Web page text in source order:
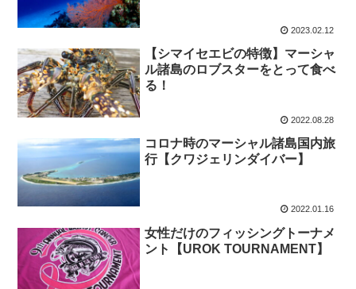
2023.02.12
【シマイセエビの特徴】マーシャ
ル諸島のロブスターをとって食べ
る！
2022.08.28
コロナ時のマーシャル諸島国内旅
行【クワジェリンダイバー】
2022.01.16
女性だけのフィッシングトーナメ
ント【UROK TOURNAMENT】